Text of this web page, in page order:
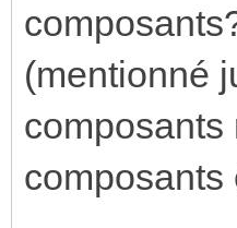
(mentionné
composants